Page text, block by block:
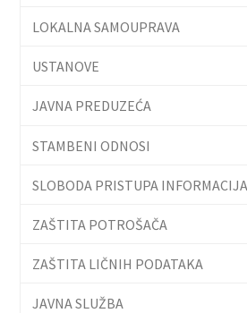
LOKALNA SAMOUPRAVA
USTANOVE
JAVNA PREDUZEĆA
STAMBENI ODNOSI
SLOBODA PRISTUPA
ZAŠTITA POTROŠAČA
ZAŠTITA LIČNIH PODATAKA
JAVNA SLUŽBA